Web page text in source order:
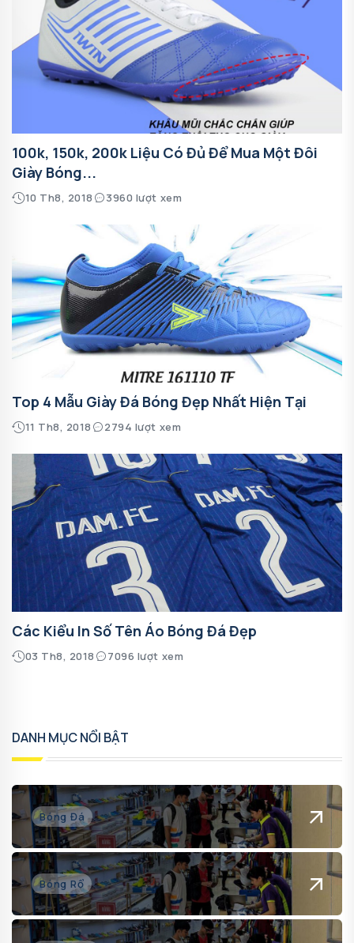
100k, 150k, 200k Liệu Có Đủ Để Mua Một Đôi
Giày Bóng...
10 Th8, 2018 3960 lượt xem
Top 4 Mẫu Giày Đá Bóng Đẹp Nhất Hiện Tại
11 Th8, 2018 2794 lượt xem
Các Kiểu In Số Tên Áo Bóng Đá Đẹp
03 Th8, 2018 7096 lượt xem
DANH MỤC NỔI BẬT
Bóng Đá
Bóng Rổ